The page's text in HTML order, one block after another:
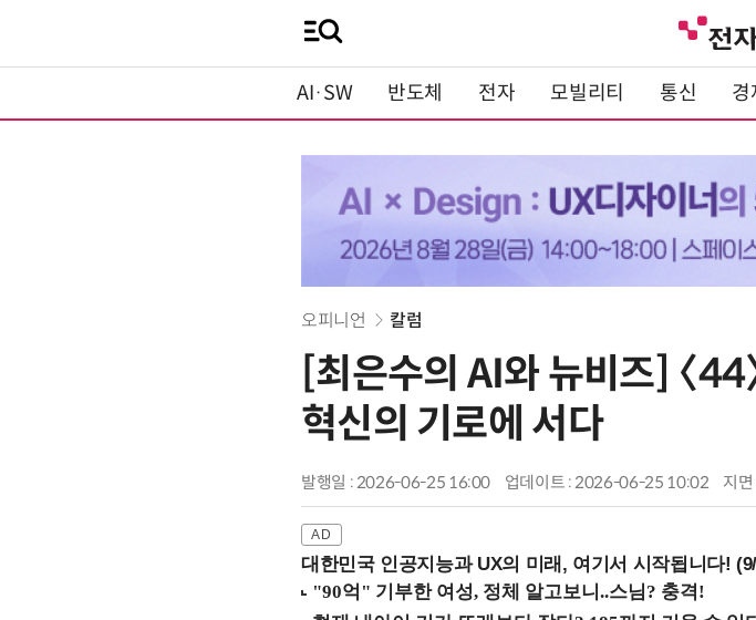
AI·SW 반도체 전자 모빌리티 통신 경
오피니언 칼럼
[최은수의 AI와 뉴비즈] 〈
혁신의 기로에 서다
발행일 : 2026-06-25 16:00 업데이트 : 2026-06-25 10:02 지
대한민국 인공지능과 UX의 미래, 여기서 시작됩니다!